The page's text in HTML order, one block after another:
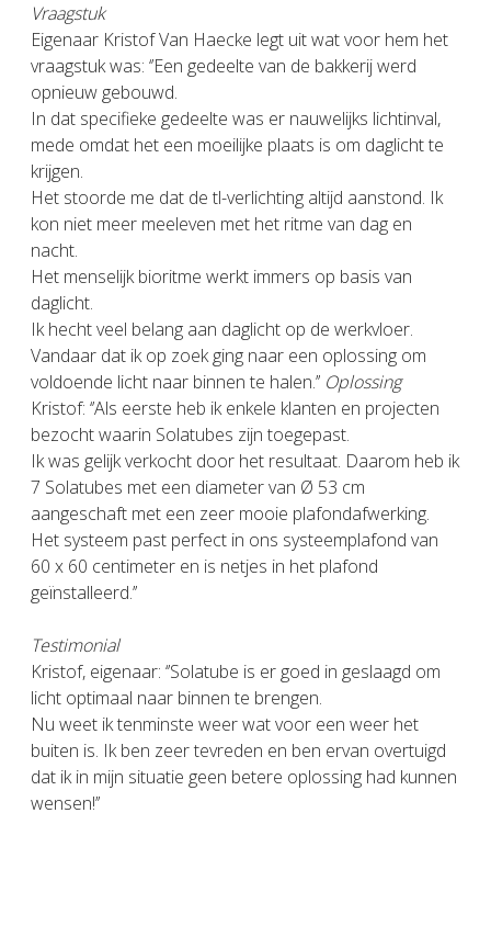
Vraagstuk
Eigenaar Kristof Van Haecke legt uit wat voor hem het
vraagstuk was: ‘’Een gedeelte van de bakkerij werd
opnieuw gebouwd.
In dat specifieke gedeelte was er nauwelijks lichtinval,
mede omdat het een moeilijke plaats is om daglicht te
krijgen.
Het stoorde me dat de tl-verlichting altijd aanstond. Ik
kon niet meer meeleven met het ritme van dag en
nacht.
Het menselijk bioritme werkt immers op basis van
daglicht.
Ik hecht veel belang aan daglicht op de werkvloer.
Vandaar dat ik op zoek ging naar een oplossing om
voldoende licht naar binnen te halen.’’ Oplossing
Kristof: ‘’Als eerste heb ik enkele klanten en projecten
bezocht waarin Solatubes zijn toegepast.
Ik was gelijk verkocht door het resultaat. Daarom heb ik
7 Solatubes met een diameter van Ø 53 cm
aangeschaft met een zeer mooie plafondafwerking.
Het systeem past perfect in ons systeemplafond van
60 x 60 centimeter en is netjes in het plafond
geïnstalleerd.’’
Testimonial
Kristof, eigenaar: ‘’Solatube is er goed in geslaagd om
licht optimaal naar binnen te brengen.
Nu weet ik tenminste weer wat voor een weer het
buiten is. Ik ben zeer tevreden en ben ervan overtuigd
dat ik in mijn situatie geen betere oplossing had kunnen
wensen!’’